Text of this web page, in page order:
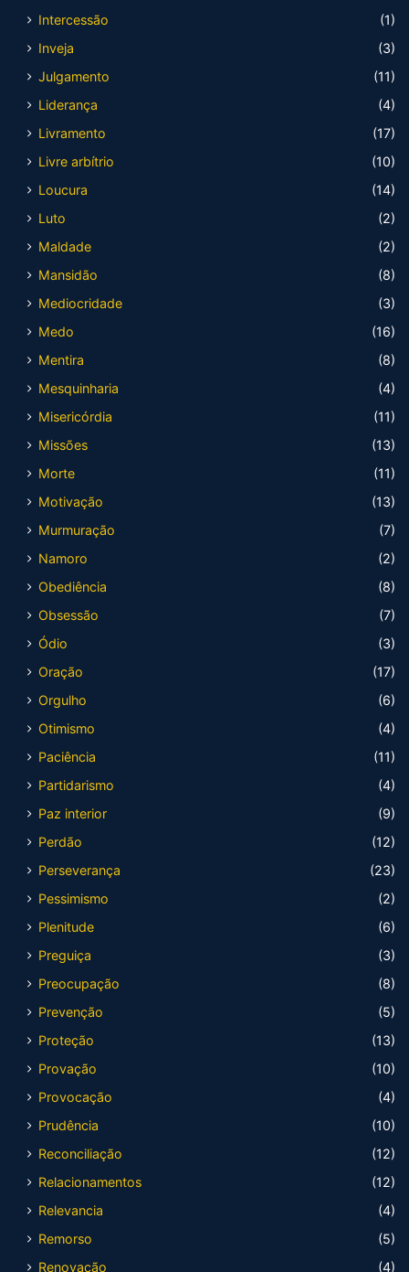
Intercessão
(1)
Inveja
(3)
Julgamento
(11)
Liderança
(4)
Livramento
(17)
Livre arbítrio
(10)
Loucura
(14)
Luto
(2)
Maldade
(2)
Mansidão
(8)
Mediocridade
(3)
Medo
(16)
Mentira
(8)
Mesquinharia
(4)
Misericórdia
(11)
Missões
(13)
Morte
(11)
Motivação
(13)
Murmuração
(7)
Namoro
(2)
Obediência
(8)
Obsessão
(7)
Ódio
(3)
Oração
(17)
Orgulho
(6)
Otimismo
(4)
Paciência
(11)
Partidarismo
(4)
Paz interior
(9)
Perdão
(12)
Perseverança
(23)
Pessimismo
(2)
Plenitude
(6)
Preguiça
(3)
Preocupação
(8)
Prevenção
(5)
Proteção
(13)
Provação
(10)
Provocação
(4)
Prudência
(10)
Reconciliação
(12)
Relacionamentos
(12)
Relevancia
(4)
Remorso
(5)
Renovação
(4)